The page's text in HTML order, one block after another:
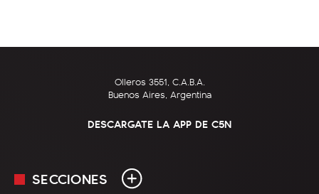
Olleros 3551, C.A.B.A.
Buenos Aires, Argentina
DESCARGATE LA APP DE C5N
SECCIONES